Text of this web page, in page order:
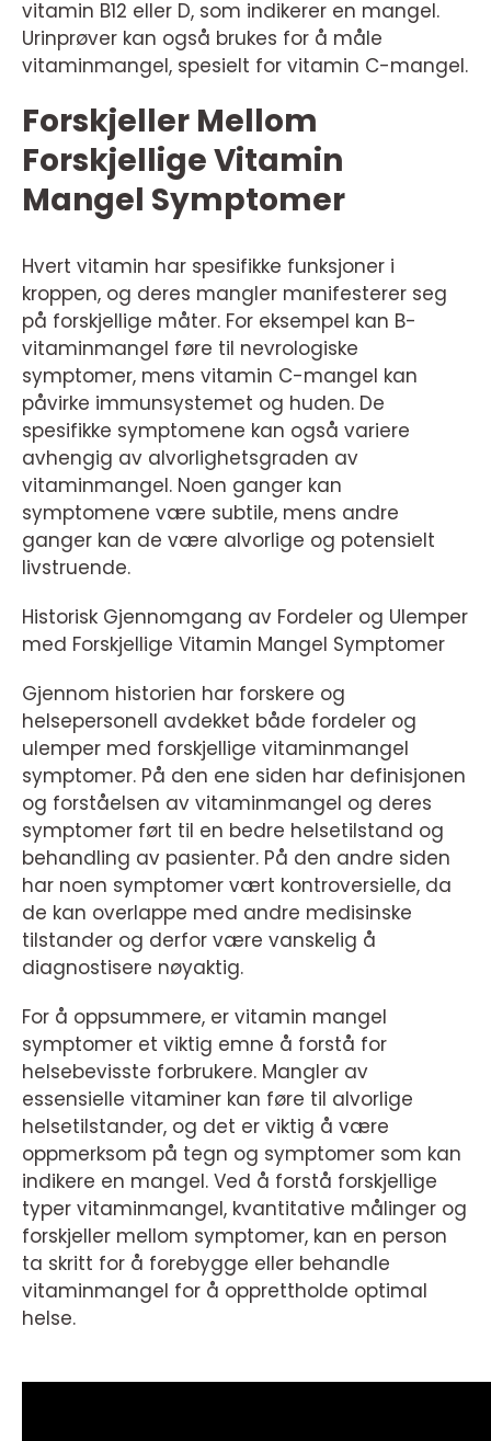
vitamin B12 eller D, som indikerer en mangel.
Urinprøver kan også brukes for å måle
vitaminmangel, spesielt for vitamin C-mangel.
Forskjeller Mellom
Forskjellige Vitamin
Mangel Symptomer
Hvert vitamin har spesifikke funksjoner i
kroppen, og deres mangler manifesterer seg
på forskjellige måter. For eksempel kan B-
vitaminmangel føre til nevrologiske
symptomer, mens vitamin C-mangel kan
påvirke immunsystemet og huden. De
spesifikke symptomene kan også variere
avhengig av alvorlighetsgraden av
vitaminmangel. Noen ganger kan
symptomene være subtile, mens andre
ganger kan de være alvorlige og potensielt
livstruende.
Historisk Gjennomgang av Fordeler og Ulemper
med Forskjellige Vitamin Mangel Symptomer
Gjennom historien har forskere og
helsepersonell avdekket både fordeler og
ulemper med forskjellige vitaminmangel
symptomer. På den ene siden har definisjonen
og forståelsen av vitaminmangel og deres
symptomer ført til en bedre helsetilstand og
behandling av pasienter. På den andre siden
har noen symptomer vært kontroversielle, da
de kan overlappe med andre medisinske
tilstander og derfor være vanskelig å
diagnostisere nøyaktig.
For å oppsummere, er vitamin mangel
symptomer et viktig emne å forstå for
helsebevisste forbrukere. Mangler av
essensielle vitaminer kan føre til alvorlige
helsetilstander, og det er viktig å være
oppmerksom på tegn og symptomer som kan
indikere en mangel. Ved å forstå forskjellige
typer vitaminmangel, kvantitative målinger og
forskjeller mellom symptomer, kan en person
ta skritt for å forebygge eller behandle
vitaminmangel for å opprettholde optimal
helse.